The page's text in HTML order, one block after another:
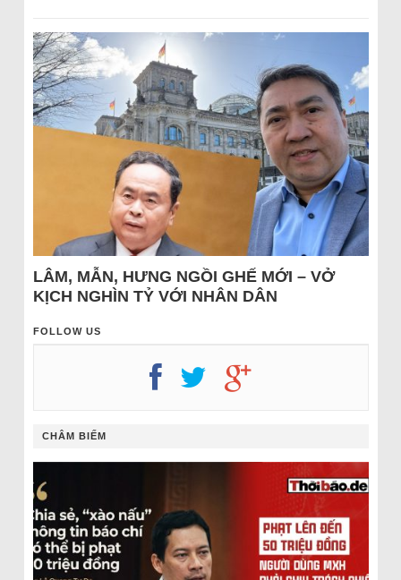
LÂM, MẪN, HƯNG NGỒI GHẾ MỚI – VỞ
KỊCH NGHÌN TỶ VỚI NHÂN DÂN
FOLLOW US
CHÂM BIẾM